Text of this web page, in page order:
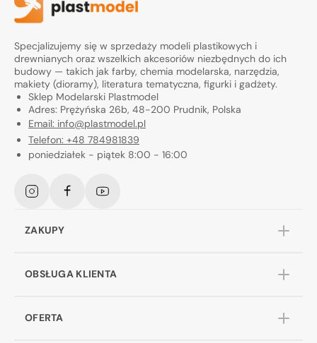
Specjalizujemy się w sprzedaży modeli plastikowych i
drewnianych oraz wszelkich akcesoriów niezbędnych do ich
budowy — takich jak farby, chemia modelarska, narzędzia,
makiety (dioramy), literatura tematyczna, figurki i gadżety.
Sklep Modelarski Plastmodel
Adres: Prężyńska 26b, 48-200 Prudnik, Polska
Email: info@plastmodel.pl
Telefon: +48 784981839
poniedziałek - piątek 8:00 - 16:00
InstagramFacebookYouTube
ZAKUPY
OBSŁUGA KLIENTA
OFERTA